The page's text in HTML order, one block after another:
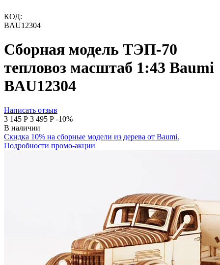
КОД:
BAU12304
Сборная модель ТЭП-70
тепловоз масштаб 1:43 Baumi
BAU12304
Написать отзыв
3 145 Р 3 495 Р -10%
В наличии
Скидка 10% на сборные модели из дерева от Baumi.
Подробности промо-акции